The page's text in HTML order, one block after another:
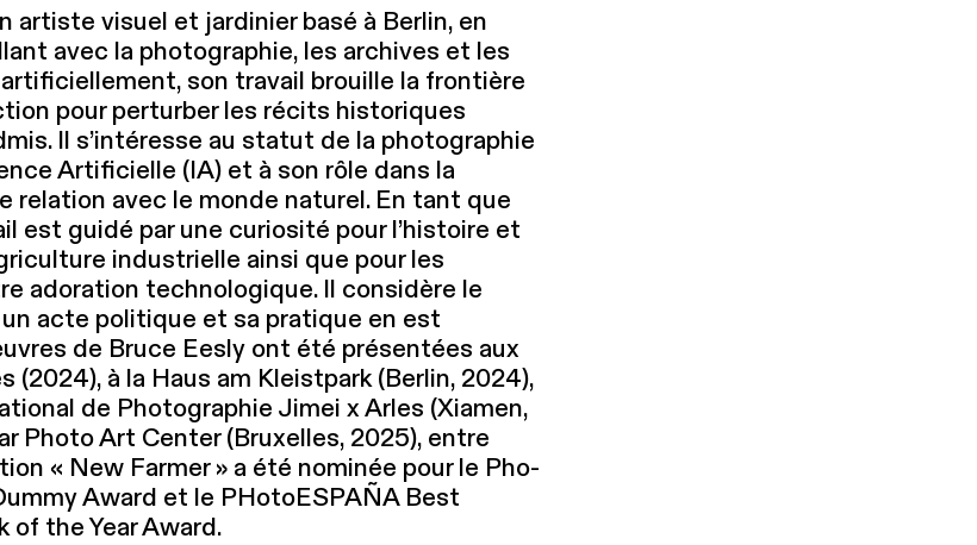
artiste visuel et jardinier basé à Berlin, en
avec la pho­togra­phie, les archives et les
son travail brouille la frontière
pour perturber les récits historiques
Il s’intéresse au statut de la pho­togra­phie
Arti­fi­cielle (IA) et à son rôle dans la
relation avec le monde naturel. En tant que
est guidé par une curiosité pour l’histoire et
indus­trielle ainsi que pour les
adoration tech­nologique. Il considère le
acte politique et sa pratique en est
de Bruce Eesly ont été présentées aux
(2024), à la Haus am Kleistpark (Berlin, 2024),
de Pho­togra­phie Jimei x Arles (Xiamen,
Photo Art Center (Bruxelles, 2025), entre
« New Farmer » a été nominée pour le Pho­
Award et le PHotoESPAÑA Best
of the Year Award.